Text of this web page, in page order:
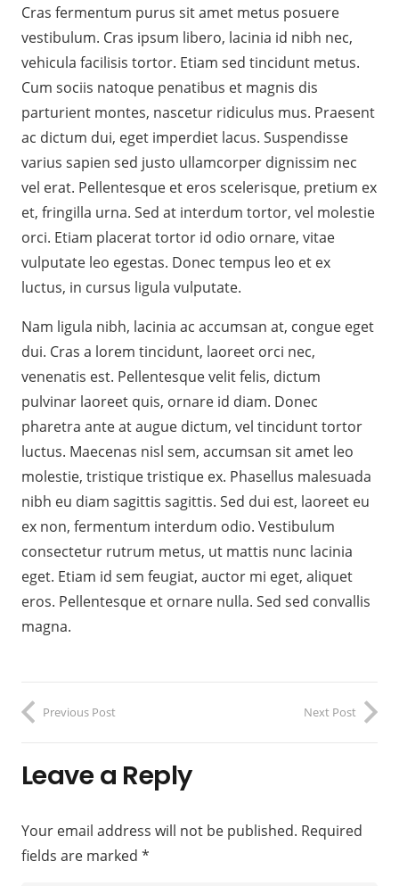
Cras fermentum purus sit amet metus posuere
vestibulum. Cras ipsum libero, lacinia id nibh nec,
vehicula facilisis tortor. Etiam sed tincidunt metus.
Cum sociis natoque penatibus et magnis dis
parturient montes, nascetur ridiculus mus. Praesent
ac dictum dui, eget imperdiet lacus. Suspendisse
varius sapien sed justo ullamcorper dignissim nec
vel erat. Pellentesque et eros scelerisque, pretium ex
et, fringilla urna. Sed at interdum tortor, vel molestie
orci. Etiam placerat tortor id odio ornare, vitae
vulputate leo egestas. Donec tempus leo et ex
luctus, in cursus ligula vulputate.
Nam ligula nibh, lacinia ac accumsan at, congue eget
dui. Cras a lorem tincidunt, laoreet orci nec,
venenatis est. Pellentesque velit felis, dictum
pulvinar laoreet quis, ornare id diam. Donec
pharetra ante at augue dictum, vel tincidunt tortor
luctus. Maecenas nisl sem, accumsan sit amet leo
molestie, tristique tristique ex. Phasellus malesuada
nibh eu diam sagittis sagittis. Sed dui est, laoreet eu
ex non, fermentum interdum odio. Vestibulum
consectetur rutrum metus, ut mattis nunc lacinia
eget. Etiam id sem feugiat, auctor mi eget, aliquet
eros. Pellentesque et ornare nulla. Sed sed convallis
magna.
Previous Post Next Post
Leave a Reply
Your email address will not be published. Required
fields are marked *